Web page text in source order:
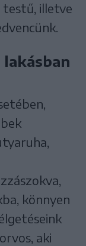
testű, illetve
könnyen
aki